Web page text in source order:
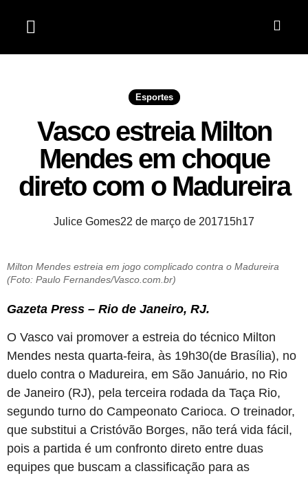
Esportes
Vasco estreia Milton
Mendes em choque
direto com o Madureira
Julice Gomes22 de março de 201715h17
Milton Mendes estreia em jogo complicado contra o Madureira
(Foto: Paulo Fernandes/Vasco.com.br)
Gazeta Press – Rio de Janeiro, RJ.
O Vasco vai promover a estreia do técnico Milton
Mendes nesta quarta-feira, às 19h30(de Brasília), no
duelo contra o Madureira, em São Januário, no Rio
de Janeiro (RJ), pela terceira rodada da Taça Rio,
segundo turno do Campeonato Carioca. O treinador,
que substitui a Cristóvão Borges, não terá vida fácil,
pois a partida é um confronto direto entre duas
equipes que buscam a classificação para as